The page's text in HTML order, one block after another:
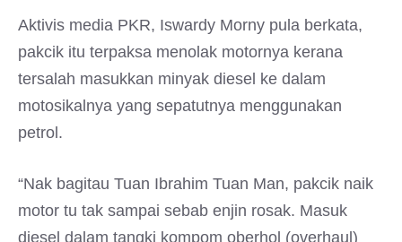
Aktivis media PKR, Iswardy Morny pula berkata,
pakcik itu terpaksa menolak motornya kerana
tersalah masukkan minyak diesel ke dalam
motosikalnya yang sepatutnya menggunakan
petrol.
“Nak bagitau Tuan Ibrahim Tuan Man, pakcik naik
motor tu tak sampai sebab enjin rosak. Masuk
diesel dalam tangki kompom oberhol (overhaul)